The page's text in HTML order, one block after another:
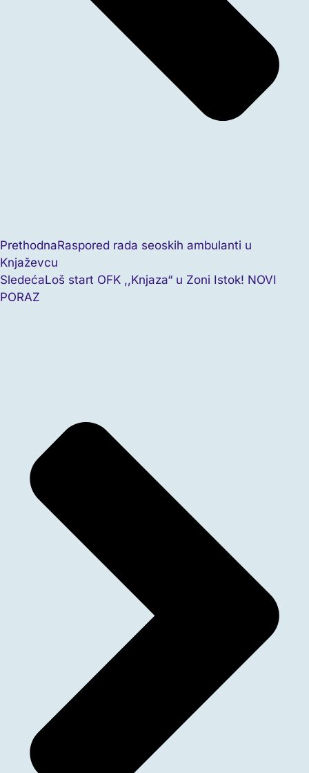
PrethodnaRaspored rada seoskih ambulanti u
Knjaževcu
SledećaLoš start OFK ,,Knjaza“ u Zoni Istok! NOVI
PORAZ